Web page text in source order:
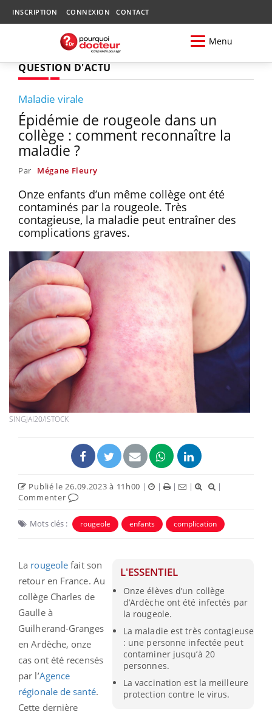
INSCRIPTION CONNEXION CONTACT
Menu
QUESTION D'ACTU
Maladie virale
Épidémie de rougeole dans un
collège : comment reconnaître la
maladie ?
Par Mégane Fleury
Onze enfants d’un même collège ont été
contaminés par la rougeole. Très
contagieuse, la maladie peut entraîner des
complications graves.
SINGJAI20/ISTOCK
Publié le 26.09.2023 à 11h00 | | | |
|
Commenter
Mots clés : rougeole enfants complication
L'ESSENTIEL
Onze élèves d’un collège
d’Ardèche ont été infectés par
la rougeole.
La maladie est très contagieuse
: une personne infectée peut
contaminer jusqu’à 20
personnes.
La vaccination est la meilleure
protection contre le virus.
La rougeole fait son
retour en France. Au
collège Charles de
Gaulle à
Guilherand-Granges
en Ardèche, onze
cas ont été recensés
par l’Agence
régionale de santé.
Cette dernière